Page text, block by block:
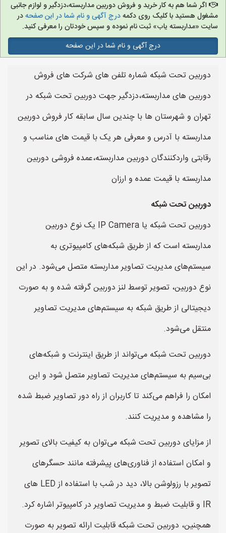
اگر شما هم به کار خرید و فروش دوربین مداربسته،دزدگیر و لوازم جانبی
مشغول هستید با کلیک روی دکمهدرج آگهی و نام شما در این صفحهدر
سایت «مداربسته یاب» ثبت نام نموده و سپس خودتان را معرفی کنید.
درج آگهی و نام شما در این صفحه
دوربین تحت شبکه شماره تلفن های شرکت های فروش
دوربین های مداربسته،دزدگیر جهت دوربین تحت شبکه در
تهران و شهرستان ها با چندین سال سابقه کار فروش دوربین
مداربسته با آدرس و معرفی هر یک با قیمت های مناسب و
رقابتی واردکنندگان دوربین مداربسته،عمده فروشی دوربین
مداربسته با قیمت عمده و ارزان
دوربین تحت شبکه
دوربین تحت شبکه یا IP Camera یک نوع دوربین
مداربسته است که از طریق شبکه‌های کامپیوتری به
سیستم‌های مدیریت تصاویر مداربسته متصل می‌شود. در این
نوع دوربین، تصویر توسط لنز دوربین گرفته شده و به صورت
دیجیتالی از طریق شبکه به سیستم‌های مدیریت تصاویر
منتقل می‌شود.
دوربین تحت شبکه می‌تواند از طریق اینترنت و شبکه‌های
بی‌سیم به سیستم‌های مدیریت تصاویر متصل شود و این
امکان را فراهم می‌کند تا کاربران از راه دور تصاویر ضبط شده
را مشاهده و مدیریت کنند.
از مزایای دوربین تحت شبکه می‌توان به کیفیت بالای تصویر
و امکان استفاده از فناوری‌های پیشرفته مانند حسگرهای
تصویر با رزولوشن بالا، دید در شب با استفاده از LED های
IR و قابلیت ضبط و مدیریت تصاویر در کامپیوتر اشاره کرد.
همچنین، دوربین تحت شبکه قابلیت ارائه تصویر به صورت